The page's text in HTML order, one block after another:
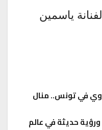
ياسمين
في تونس.. منال
حديثة في عالم